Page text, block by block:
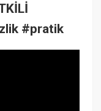
#pratik